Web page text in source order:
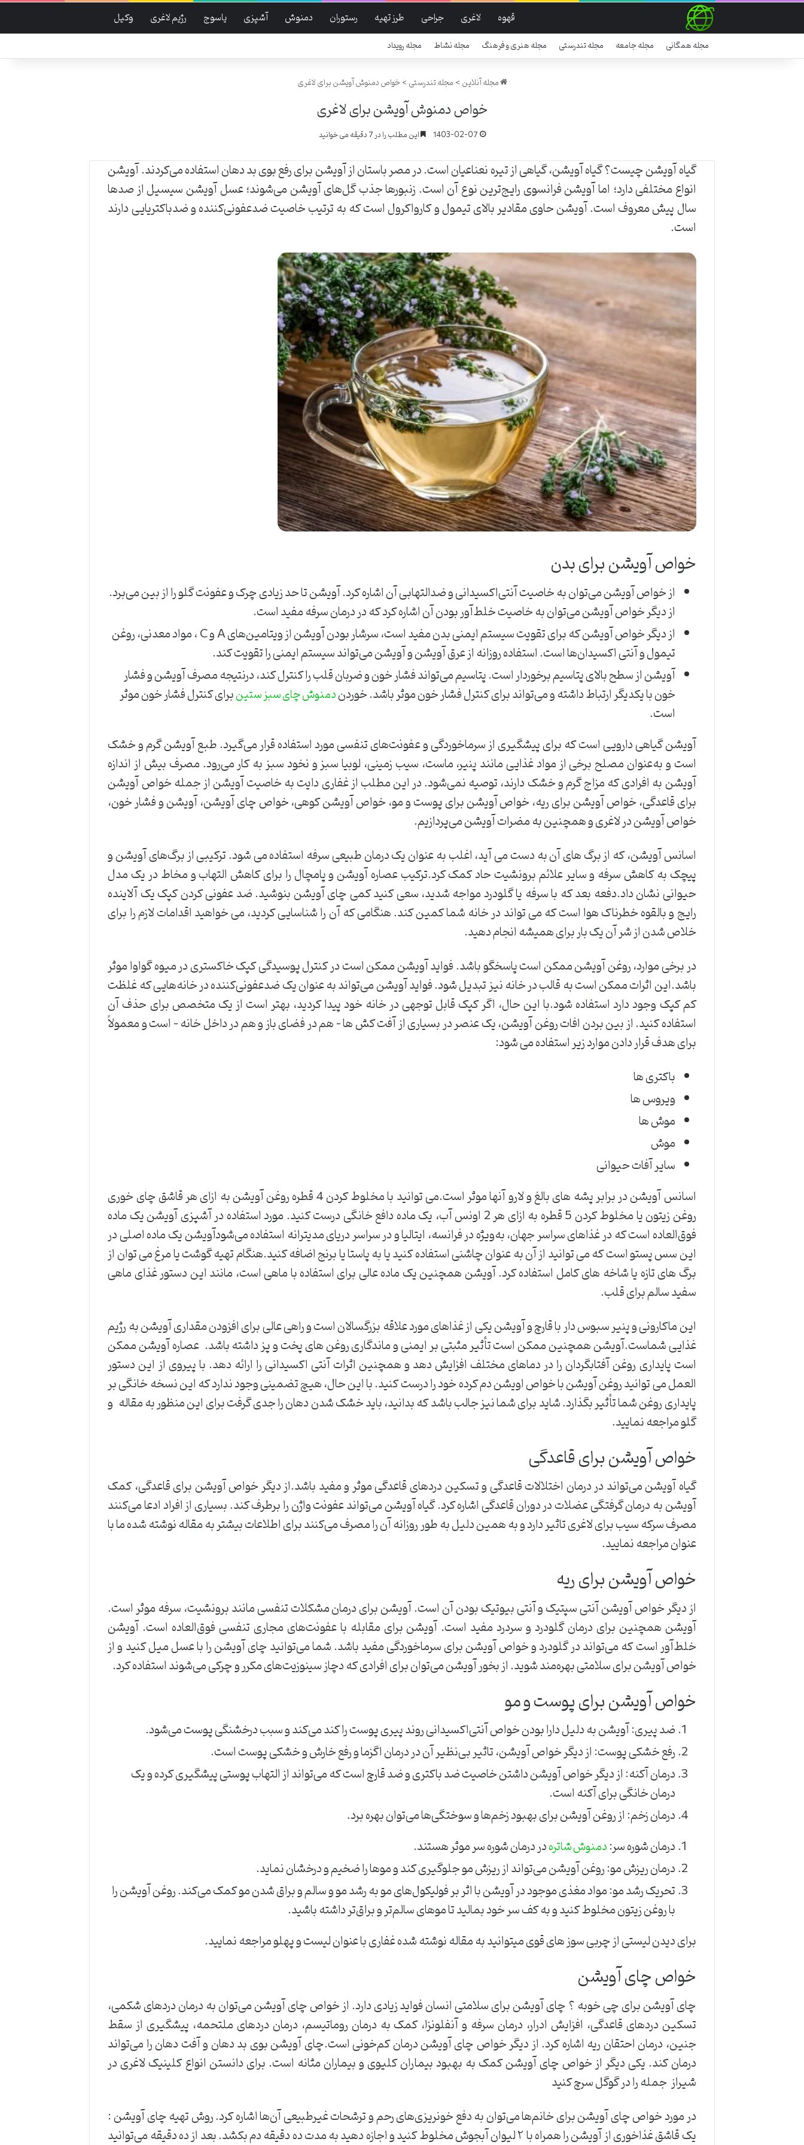
قهوه لاغری جراحی طرز تهیه رستوران دمنوش آشپزی یاسوج رژیم لاغری وکیل
مجله همگانی مجله جامعه مجله تندرستی مجله هنری و فرهنگ مجله نشاط مجله رویداد
مجله آنلاین>مجله تندرستی>خواص دمنوش آویشن برای لاغری
خواص دمنوش آویشن برای لاغری
1403-02-07 این مطلب را در 7 دقیقه می خوانید
گیاه آویشن چیست؟ گیاه آویشن، گیاهی از تیره نعناعیان است. در مصر باستان از آویشن برای رفع بوی بد دهان استفاده می‌کردند. آویشن
انواع مختلفی دارد؛ اما آویشن فرانسوی رایج‌ترین نوع آن است. زنبور‌ها جذب گل‌های آویشن می‌شوند؛ عسل آویشن سیسیل از صد‌ها
سال پیش معروف است. آویشن حاوی مقادیر بالای تیمول و کارواکرول است که به ترتیب خاصیت ضدعفونی‌کننده و ضدباکتریایی دارند
است.
خواص آویشن برای بدن
از خواص آویشن می‌توان به خاصیت آنتی‌اکسیدانی و ضدالتهابی آن اشاره کرد. آویشن تا حد زیادی چرک و عفونت گلو را از بین می‌برد.
از دیگر خواص آویشن می‌توان به خاصیت خلط‌آور بودن آن اشاره کرد که در درمان سرفه مفید است.
از دیگر خواص آویشن که برای تقویت سیستم ایمنی بدن مفید است، سرشار بودن آویشن از ویتامین‌‌های A و C ، مواد معدنی، روغن
تیمول و آنتی اکسیدان‌ها است. استفاده روزانه از عرق آویشن و آویشن می‌تواند سیستم ایمنی را تقویت کند.
آویشن از سطح بالای پتاسیم برخوردار است. پتاسیم می‌تواند فشار خون و ضربان قلب را کنترل کند، درنتیجه مصرف آویشن و فشار
خون با یکدیگر ارتباط داشته و می‌تواند برای کنترل فشار خون موثر باشد. خوردندمنوش چای سبز ستینبرای کنترل فشار خون موثر
است.
آویشن گیاهی دارویی است که برای پیشگیری از سرماخوردگی و عفونت‌های تنفسی مورد استفاده قرار می‌گیرد. طبع آویشن گرم و خشک
است و به‌عنوان مصلح برخی از مواد غذایی مانند پنیر، ماست، سیب زمینی، لوبیا سبز و نخود سبز به کار می‌رود. مصرف بیش از اندازه
آویشن به افرادی که مزاج گرم و خشک دارند، توصیه نمی‌شود. در این مطلب از غفاری دایت به خاصیت آویشن از جمله خواص آویشن
برای قاعدگی، خواص آویشن برای ریه، خواص آویشن برای پوست و مو، خواص آویشن کوهی، خواص چای آویشن، آویشن و فشار خون،
خواص آویشن در لاغری و همچنین به مضرات آویشن می‌پردازیم.
اسانس آویشن، که از برگ های آن به دست می آید، اغلب به عنوان یک درمان طبیعی سرفه استفاده می شود. ترکیبی از برگ‌های آویشن و
پیچک به کاهش سرفه و سایر علائم برونشیت حاد کمک کرد.ترکیب عصاره آویشن و پامچال را برای کاهش التهاب و مخاط در یک مدل
حیوانی نشان داد.دفعه بعد که با سرفه یا گلودرد مواجه شدید، سعی کنید کمی چای آویشن بنوشید. ضد عفونی کردن کپک یک آلاینده
رایج و بالقوه خطرناک هوا است که می تواند در خانه شما کمین کند. هنگامی که آن را شناسایی کردید، می خواهید اقدامات لازم را برای
خلاص شدن از شر آن یک بار برای همیشه انجام دهید.
در برخی موارد، روغن آویشن ممکن است پاسخگو باشد. فواید آویشن ممکن است در کنترل پوسیدگی کپک خاکستری در میوه گواوا موثر
باشد.این اثرات ممکن است به قالب در خانه نیز تبدیل شود. فواید آویشن می‌تواند به عنوان یک ضدعفونی‌کننده در خانه‌هایی که غلظت
کم کپک وجود دارد استفاده شود.با این حال، اگر کپک قابل توجهی در خانه خود پیدا کردید، بهتر است از یک متخصص برای حذف آن
استفاده کنید. از بین بردن افات روغن آویشن، یک عنصر در بسیاری از آفت کش ها – هم در فضای باز و هم در داخل خانه – است و معمولاً
برای هدف قرار دادن موارد زیر استفاده می شود:
باکتری ها
ویروس ها
موش ها
موش
سایر آفات حیوانی
اسانس آویشن در برابر پشه های بالغ و لارو آنها موثر است.می توانید با مخلوط کردن 4 قطره روغن آویشن به ازای هر قاشق چای خوری
روغن زیتون یا مخلوط کردن 5 قطره به ازای هر 2 اونس آب، یک ماده دافع خانگی درست کنید. مورد استفاده در آشپزی آویشن یک ماده
فوق‌العاده است که در غذاهای سراسر جهان، به‌ویژه در فرانسه، ایتالیا و در سراسر دریای مدیترانه استفاده می‌شودآویشن یک ماده اصلی در
این سس پستو است که می توانید از آن به عنوان چاشنی استفاده کنید یا به پاستا یا برنج اضافه کنید.هنگام تهیه گوشت یا مرغ می توان از
برگ های تازه یا شاخه های کامل استفاده کرد. آویشن همچنین یک ماده عالی برای استفاده با ماهی است، مانند این دستور غذای ماهی
سفید سالم برای قلب.
این ماکارونی و پنیر سبوس دار با قارچ و آویشن یکی از غذاهای مورد علاقه بزرگسالان است و راهی عالی برای افزودن مقداری آویشن به رژیم
غذایی شماست.آویشن همچنین ممکن است تأثیر مثبتی بر ایمنی و ماندگاری روغن های پخت و پز داشته باشد. عصاره آویشن ممکن
است پایداری روغن آفتابگردان را در دماهای مختلف افزایش دهد و همچنین اثرات آنتی اکسیدانی را ارائه دهد. با پیروی از این دستور
العمل می توانید روغن آویشن با خواص اویشن دم کرده خود را درست کنید. با این حال، هیچ تضمینی وجود ندارد که این نسخه خانگی بر
پایداری روغن شما تأثیر بگذارد. شاید برای شما نیز جالب باشد که بدانید، باید خشک شدن دهان را جدی گرفت برای این منظور به مقاله و
گلو مراجعه نمایید.
خواص آویشن برای قاعدگی
گیاه آویشن می‌تواند در درمان اختلالات قاعدگی و تسکین دردهای قاعدگی موثر و مفید باشد.از دیگر خواص آویشن برای قاعدگی، کمک
آویشن به درمان گرفتگی عضلات در دوران قاعدگی اشاره کرد. گیاه آویشن می‌تواند عفونت واژن را برطرف کند. بسیاری از افراد ادعا می‌کنند
مصرف سرکه سیب برای لاغری تاثیر دارد و به همین دلیل به طور روزانه آن را مصرف می‌کنند برای اطلاعات بیشتر به مقاله نوشته شده ما با
عنوان مراجعه نمایید.
خواص آویشن برای ریه
از دیگر خواص آویشن آنتی سپتیک و آنتی بیوتیک بودن آن است. آویشن برای درمان مشکلات تنفسی مانند برونشیت، سرفه موثر است.
آویشن همچنین برای درمان گلودرد و سردرد مفید است. آویشن برای مقابله با عفونت‌های مجاری تنفسی فوق‌العاده است. آویشن
خلط‌آور است که می‌تواند در گلودرد و خواص آویشن برای سرماخوردگی مفید باشد. شما می‌توانید چای آویشن را با عسل میل کنید و از
خواص آویشن برای سلامتی بهره‌مند شوید. از بخور آویشن می‌توان برای افرادی که دچاز سینوزیت‌های مکرر و چرکی می‌شوند استفاده کرد.
خواص آویشن برای پوست و مو
ضد پیری: آویشن به دلیل دارا بودن خواص آنتی‌اکسیدانی روند پیری پوست را کند می‌کند و سبب درخشنگی پوست می‌شود.
رفع خشکی پوست: از دیگر خواص آویشن، تاثیر بی‌نظیر آن در درمان اگزما و رفع خارش و خشکی پوست است.
درمان آکنه: از دیگر خواص آویشن داشتن خاصیت ضد باکتری و ضد قارچ است که می‌تواند از التهاب پوستی پیشگیری کرده و یک
درمان خانگی برای آکنه است.
درمان زخم: از روغن آویشن برای بهبود زخم‌ها و سوختگی‌ها می‌توان بهره برد.
درمان شوره سر:دمنوش شاترهدر درمان شوره سر موثر هستند.
درمان ریزش مو: روغن آویشن می‌تواند از ریزش مو جلوگیری کند و موها را ضخیم و درخشان نماید.
تحریک رشد مو: مواد مغذی موجود در آویشن با اثر بر فولیکول‌های مو به رشد مو و سالم و براق شدن مو کمک می‌کند. روغن آویشن را
با روغن زیتون مخلوط کنید و به کف سر خود بمالید تا موهای سالم‌تر و براق‌تر داشته باشید.
برای دیدن لیستی از چربی سوز های قوی میتوانید به مقاله نوشته شده غفاری با عنوان لیست و پهلو مراجعه نمایید.
خواص چای آویشن
چای آویشن برای چی خوبه ؟ چای آویشن برای سلامتی انسان فواید زیادی دارد. از خواص چای آویشن می‌توان به درمان دردهای شکمی،
تسکین دردهای قاعدگی، افزایش ادرار، درمان سرفه و آنفلونزا، کمک به درمان روماتیسم، درمان دردهای ملتحمه، پیشگیری از سقط
جنین، درمان احتقان ریه اشاره کرد. از دیگر خواص چای آویشن درمان کم‌خونی است.چای آویشن بوی بد دهان و آفت دهان را می‌تواند
درمان کند. یکی دیگر از خواص چای آویشن کمک به بهبود بیماران کلیوی و بیماران مثانه است. برای دانستن انواع کلینیک لاغری در
شیراز جمله را در گوگل سرچ کنید
در مورد خواص چای آویشن برای خانم‌ها می‌توان به دفع خونریزی‌های رحم و ترشحات غیرطبیعی آن‌ها اشاره کرد. روش تهیه چای آویشن :
یک قاشق غذاخوری از آویشن را همراه با ۲ لیوان آبجوش مخلوط کنید و اجازه دهید به مدت ده دقیقه دم بکشد. بعد از ده دقیقه می‌توانید